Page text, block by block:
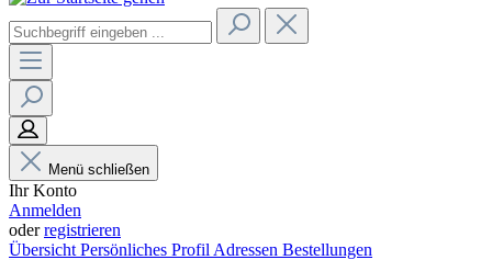
Menü schließen
Ihr Konto
Anmelden
oderregistrieren
Übersicht Persönliches Profil Adressen Bestellungen